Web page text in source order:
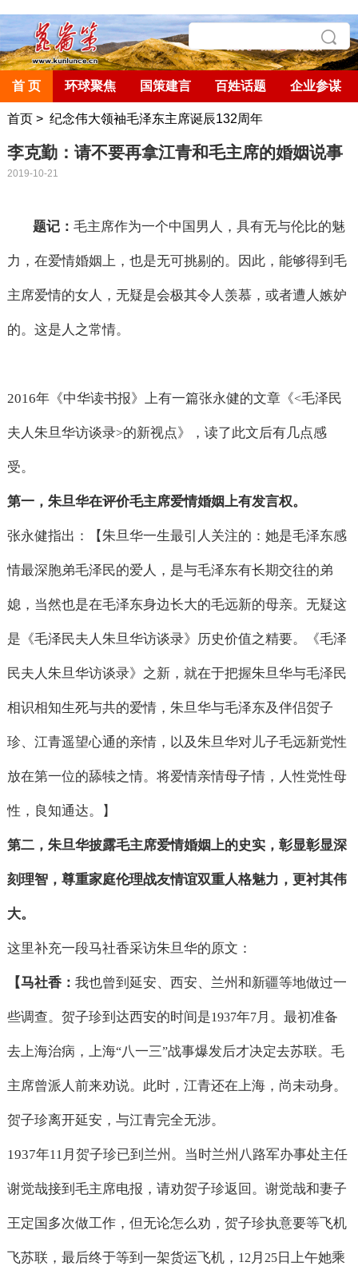
首 页 环球聚焦 国策建言 百姓话题 企业参谋
首页> 纪念伟大领袖毛泽东主席诞辰132周年
李克勤：请不要再拿江青和毛主席的婚姻说事
2019-10-21
题记： 毛主席作为一个中国男人，具有无与伦比的魅
力，在爱情婚姻上，也是无可挑剔的。因此，能够得到毛
主席爱情的女人，无疑是会极其令人羡慕，或者遭人嫉妒
的。这是人之常情。
2016年《中华读书报》上有一篇张永健的文章《<毛泽民
夫人朱旦华访谈录>的新视点》，读了此文后有几点感
受。
第一，朱旦华在评价毛主席爱情婚姻上有发言权。
张永健指出：【朱旦华一生最引人关注的：她是毛泽东感
情最深胞弟毛泽民的爱人，是与毛泽东有长期交往的弟
媳，当然也是在毛泽东身边长大的毛远新的母亲。无疑这
是《毛泽民夫人朱旦华访谈录》历史价值之精要。《毛泽
民夫人朱旦华访谈录》之新，就在于把握朱旦华与毛泽民
相识相知生死与共的爱情，朱旦华与毛泽东及伴侣贺子
珍、江青遥望心通的亲情，以及朱旦华对儿子毛远新党性
放在第一位的舔犊之情。将爱情亲情母子情，人性党性母
性，良知通达。】
第二，朱旦华披露毛主席爱情婚姻上的史实，彰显彰显深
刻理智，尊重家庭伦理战友情谊双重人格魅力，更衬其伟
大。
这里补充一段马社香采访朱旦华的原文：
【马社香： 我也曾到延安、西安、兰州和新疆等地做过一
些调查。贺子珍到达西安的时间是1937年7月。最初准备
去上海治病，上海“八一三”战事爆发后才决定去苏联。毛
主席曾派人前来劝说。此时，江青还在上海，尚未动身。
贺子珍离开延安，与江青完全无涉。
1937年11 月贺子珍已到兰州。当时兰州八路军办事处主任
谢觉哉接到毛主席电报，请劝贺子珍返回。谢觉哉和妻子
王定国多次做工作，但无论怎么劝，贺子珍执意要等飞机
飞苏联，最后终于等到一架货运飞机， 12月 25日上午她乘